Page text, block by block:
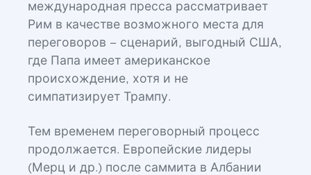
международная пресса рассматривает
Рим в качестве возможного места для
переговоров – сценарий, выгодный США,
где Папа имеет американское
происхождение, хотя и не
симпатизирует Трампу.
Тем временем переговорный процесс
продолжается. Европейские лидеры
(Мерц и др.) после саммита в Албании